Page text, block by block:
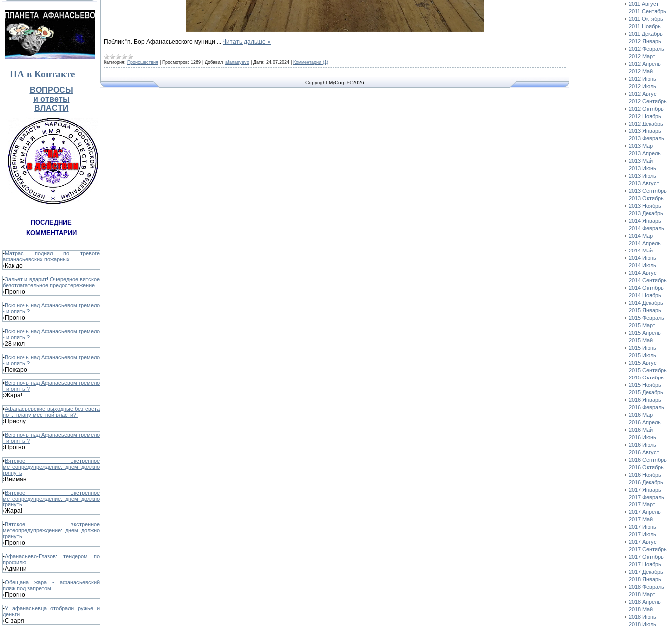
ПА в Контакте
ВОПРОСЫ
и ответы
ВЛАСТИ
ПОСЛЕДНИЕ
КОММЕНТАРИИ
•Матрас поднял по тревоге
афанасьевских пожарных
›Как до
•Зальет и вдарит! Очередное вятское
безотлагательное предостережение
›Прогно
•Всю ночь над Афанасьевом гремело
- и опять!?
›Прогно
•Всю ночь над Афанасьевом гремело
- и опять!?
›28 июл
•Всю ночь над Афанасьевом гремело
- и опять!?
›Пожаро
•Всю ночь над Афанасьевом гремело
- и опять!?
›Жара!
•Афанасьевские выходные без света
по ... плану местной власти?!
›Прислу
•Всю ночь над Афанасьевом гремело
- и опять!?
›Прогно
•Вятское экстренное
метеопредупреждение: днем должно
грянуть
›Вниман
•Вятское экстренное
метеопредупреждение: днем должно
грянуть
›Жара!
•Вятское экстренное
метеопредупреждение: днем должно
грянуть
›Прогно
•Афанасьево-Глазов: тендером по
профилю
›Админи
•Обещана жара - афанасьевский
пляж под запретом
›Прогно
•У афанасьевца отобрали ружье и
деньги
›С заря
Паблик "п. Бор Афанасьевского муници Читать дальше »
Категория: Происшествия Просмотров: 1269 Добавил: afanasyevo Дата: 24.07.2024 Комментарии (1)
Copyright MyCorp © 2026
2011 Август
2011 Сентябрь
2011 Октябрь
2011 Ноябрь
2011 Декабрь
2012 Январь
2012 Февраль
2012 Март
2012 Апрель
2012 Май
2012 Июнь
2012 Июль
2012 Август
2012 Сентябрь
2012 Октябрь
2012 Ноябрь
2012 Декабрь
2013 Январь
2013 Февраль
2013 Март
2013 Апрель
2013 Май
2013 Июнь
2013 Июль
2013 Август
2013 Сентябрь
2013 Октябрь
2013 Ноябрь
2013 Декабрь
2014 Январь
2014 Февраль
2014 Март
2014 Апрель
2014 Май
2014 Июнь
2014 Июль
2014 Август
2014 Сентябрь
2014 Октябрь
2014 Ноябрь
2014 Декабрь
2015 Январь
2015 Февраль
2015 Март
2015 Апрель
2015 Май
2015 Июнь
2015 Июль
2015 Август
2015 Сентябрь
2015 Октябрь
2015 Ноябрь
2015 Декабрь
2016 Январь
2016 Февраль
2016 Март
2016 Апрель
2016 Май
2016 Июнь
2016 Июль
2016 Август
2016 Сентябрь
2016 Октябрь
2016 Ноябрь
2016 Декабрь
2017 Январь
2017 Февраль
2017 Март
2017 Апрель
2017 Май
2017 Июнь
2017 Июль
2017 Август
2017 Сентябрь
2017 Октябрь
2017 Ноябрь
2017 Декабрь
2018 Январь
2018 Февраль
2018 Март
2018 Апрель
2018 Май
2018 Июнь
2018 Июль